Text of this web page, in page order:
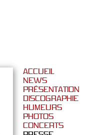
ACCUEIL
NEWS
PRÉSENTATION
DISCOGRAPHIE
HUMEURS
PHOTOS
CONCERTS